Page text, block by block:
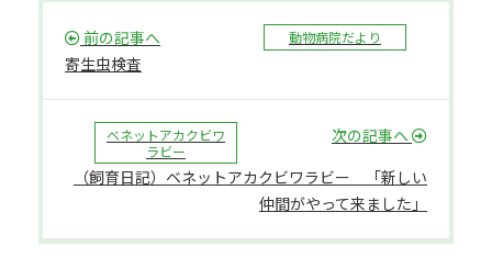
前の記事へ 動物病院だより
寄生虫検査
ベネットアカクビワ
ラビー
次の記事へ
（飼育日記）ベネットアカクビワラビー 「新しい
仲間がやって来ました」